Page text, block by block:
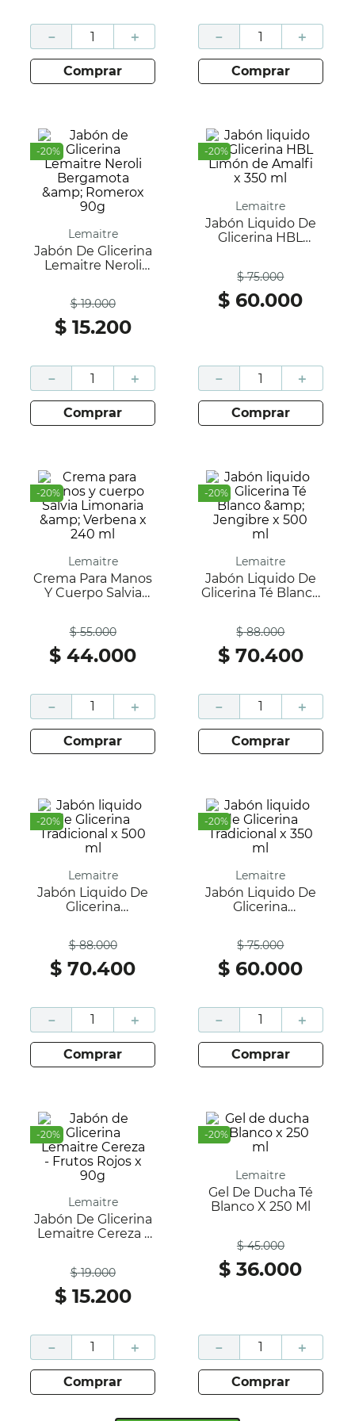
＋
－
comprar
＋
－
comprar
-20%
Lemaitre
Jabón De Glicerina
Lemaitre Neroli
$ 19.000
$ 15.200
＋
－
comprar
-20%
Lemaitre
Jabón Liquido De
Glicerina HBL
$ 75.000
$ 60.000
＋
－
comprar
-20%
Lemaitre
Crema Para Manos
Y Cuerpo Salvia
$ 55.000
$ 44.000
＋
－
comprar
-20%
Lemaitre
Jabón Liquido De
Glicerina Té Blanco
$ 88.000
$ 70.400
＋
－
comprar
-20%
Lemaitre
Jabón Liquido De
Glicerina
$ 88.000
$ 70.400
＋
－
comprar
-20%
Lemaitre
Jabón Liquido De
Glicerina
$ 75.000
$ 60.000
＋
－
comprar
-20%
Lemaitre
Jabón De Glicerina
Lemaitre Cereza -
$ 19.000
$ 15.200
＋
－
comprar
-20%
Lemaitre
Gel De Ducha Té
Blanco X 250 Ml
$ 45.000
$ 36.000
＋
－
comprar